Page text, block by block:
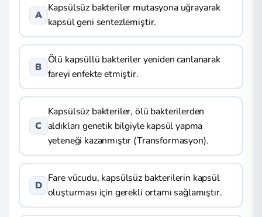
A
Kapsülsüz bakteriler mutasyona uğrayarak
kapsül geni sentezlemiştir.
B
Ölü kapsüllü bakteriler yeniden canlanarak
fareyi enfekte etmiştir.
C
Kapsülsüz bakteriler, ölü bakterilerden
aldıkları genetik bilgiyle kapsül yapma
yeteneği kazanmıştır (Transformasyon).
D
Fare vücudu, kapsülsüz bakterilerin kapsül
oluşturması için gerekli ortamı sağlamıştır.